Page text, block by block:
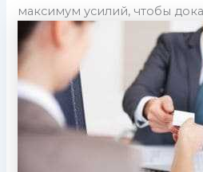
максимум усилий, чтобы